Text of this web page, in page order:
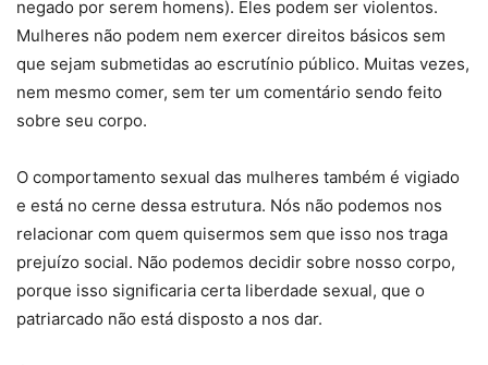
negado por serem homens). Eles podem ser violentos.
Mulheres não podem nem exercer direitos básicos sem
que sejam submetidas ao escrutínio público. Muitas vezes,
nem mesmo comer, sem ter um comentário sendo feito
sobre seu corpo.
O comportamento sexual das mulheres também é vigiado
e está no cerne dessa estrutura. Nós não podemos nos
relacionar com quem quisermos sem que isso nos traga
prejuízo social. Não podemos decidir sobre nosso corpo,
porque isso significaria certa liberdade sexual, que o
patriarcado não está disposto a nos dar.